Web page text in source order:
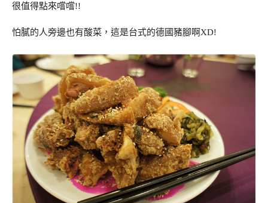
很值得點來嚐嚐!!
怕膩的人旁邊也有酸菜，這是台式的德國豬腳啊XD!